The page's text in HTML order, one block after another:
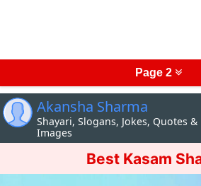
Page 2
Akansha Sharma
Shayari, Slogans, Jokes, Quotes &
Images
Best Kasam